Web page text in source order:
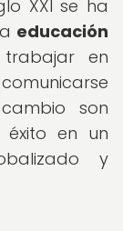
XXI se ha
educación
en
son
éxito en un
y